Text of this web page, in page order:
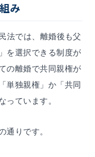
み
法では、離婚後も父
を選択できる制度が
の離婚で共同親権が
単独親権」か「共同
っています。
通りです。